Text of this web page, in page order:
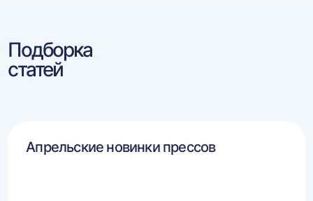
Подборка
статей
Апрельские новинки прессов